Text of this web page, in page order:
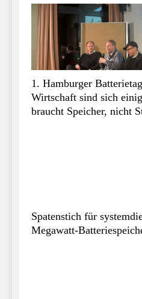
1. Hamburger
Wirtschaft sind sich
braucht Speicher, nicht
Spatenstich für
Megawatt-